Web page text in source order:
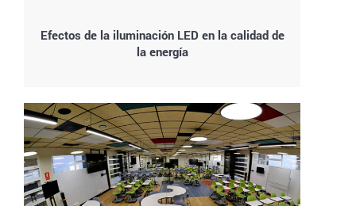
Efectos de la iluminación LED en la calidad de
la energía